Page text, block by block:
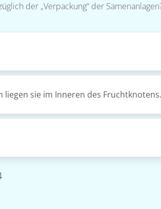
der „Verpackung“ der
liegen sie im Inneren des Fruchtknotens.